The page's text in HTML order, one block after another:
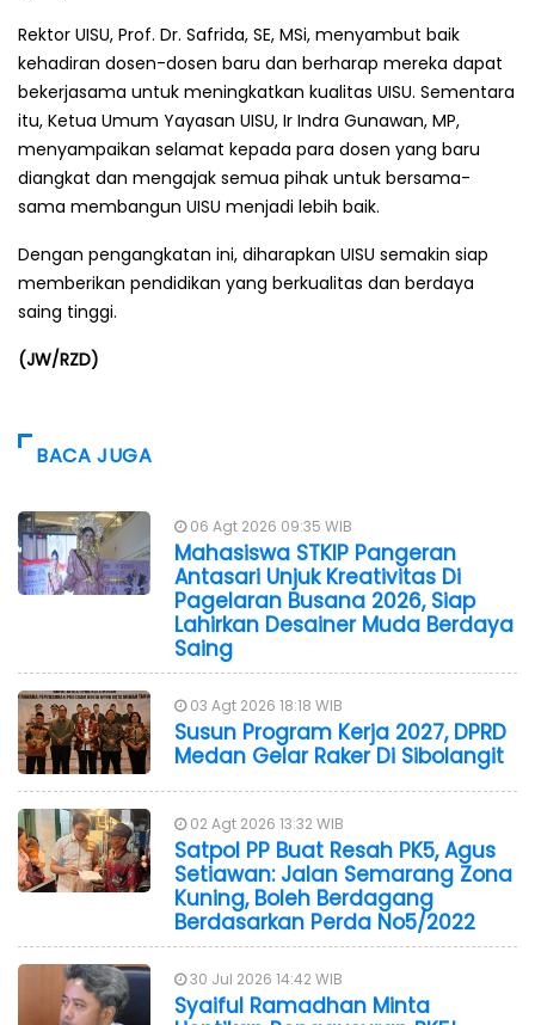
Rektor UISU, Prof. Dr. Safrida, SE, MSi, menyambut baik
kehadiran dosen-dosen baru dan berharap mereka dapat
bekerjasama untuk meningkatkan kualitas UISU. Sementara
itu, Ketua Umum Yayasan UISU, Ir Indra Gunawan, MP,
menyampaikan selamat kepada para dosen yang baru
diangkat dan mengajak semua pihak untuk bersama-
sama membangun UISU menjadi lebih baik.
Dengan pengangkatan ini, diharapkan UISU semakin siap
memberikan pendidikan yang berkualitas dan berdaya
saing tinggi.
(JW/RZD)
BACA JUGA
06 Agt 2026 09:35 WIB
Mahasiswa STKIP Pangeran
Antasari Unjuk Kreativitas Di
Pagelaran Busana 2026, Siap
Lahirkan Desainer Muda Berdaya
Saing
03 Agt 2026 18:18 WIB
Susun Program Kerja 2027, DPRD
Medan Gelar Raker Di Sibolangit
02 Agt 2026 13:32 WIB
Satpol PP Buat Resah PK5, Agus
Setiawan: Jalan Semarang Zona
Kuning, Boleh Berdagang
Berdasarkan Perda No5/2022
30 Jul 2026 14:42 WIB
Syaiful Ramadhan Minta